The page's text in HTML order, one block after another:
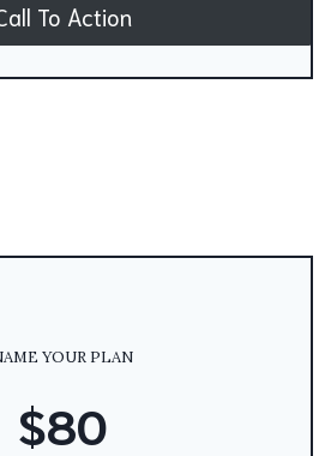
To Action
YOUR PLAN
$80